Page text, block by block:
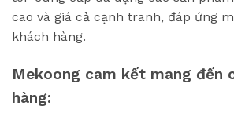
cao và giá cả cạnh tranh, đáp ứng
khách hàng.
Mekoong cam kết mang đến
hàng: